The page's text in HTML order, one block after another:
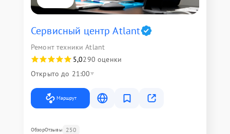
Сервисный центр Atlant
Ремонт техники Atlant
5,0290 оценки
Открыто до 21:00
Маршрут
ОбзорОтзывы 250